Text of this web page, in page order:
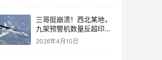
三哥挺崩溃！西北某地，
九架预警机数量反超印度
一国总数
2026年4月10日